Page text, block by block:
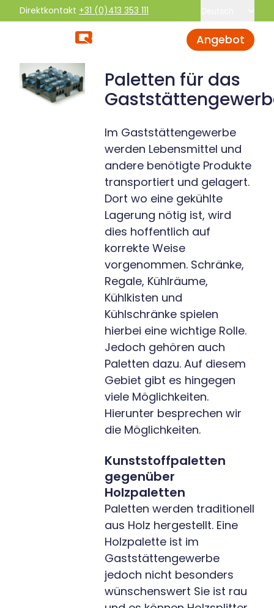
Direktkontakt +31 (0)413 353 111
Angebot
Paletten für das
Im Gaststättengewerbe
werden Lebensmittel und
andere benötigte Produkte
transportiert und gelagert.
Dort wo eine gekühlte
Lagerung nötig ist, wird
dies hoffentlich auf
korrekte Weise
vorgenommen. Schränke,
Regale, Kühlräume,
Kühlkisten und
Kühlschränke spielen
hierbei eine wichtige Rolle.
Jedoch gehören auch
Paletten dazu. Auf diesem
Gebiet gibt es hingegen
viele Möglichkeiten.
Hierunter besprechen wir
die Möglichkeiten.
Kunststoffpaletten
gegenüber
Holzpaletten
Paletten werden traditionell
aus Holz hergestellt. Eine
Holzpalette ist im
Gaststättengewerbe
jedoch nicht besonders
wünschenswert Sie ist rau